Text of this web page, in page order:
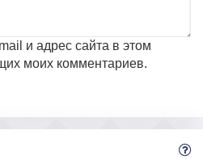
и адрес сайта в этом
моих комментариев.